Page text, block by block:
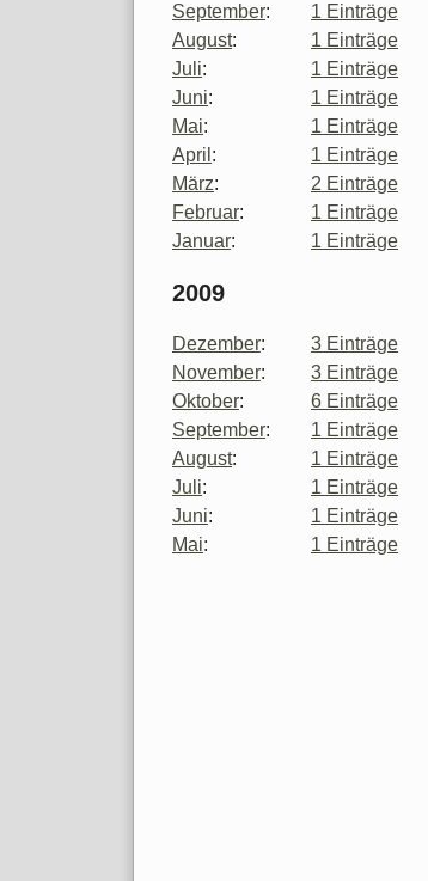
September:
1 Einträge
August:
1 Einträge
Juli:
1 Einträge
Juni:
1 Einträge
Mai:
1 Einträge
April :
1 Einträge
März:
2 Einträge
Februar:
1 Einträge
Januar: 1 Einträge
2009
Dezember:
3 Einträge
November:
3 Einträge
Oktober:
6 Einträge
September:
1 Einträge
August:
1 Einträge
Juli:
1 Einträge
Juni:
1 Einträge
Mai: 1 Einträge